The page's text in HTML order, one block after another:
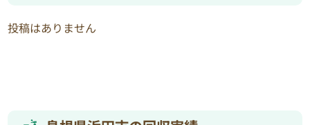
投稿はありません